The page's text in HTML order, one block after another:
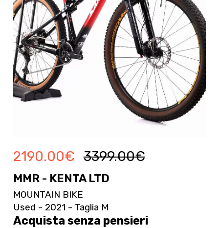
2190.00€ 3399.00€
MMR - KENTA LTD
MOUNTAIN BIKE
Used - 2021 - Taglia M
Acquista senza pensieri